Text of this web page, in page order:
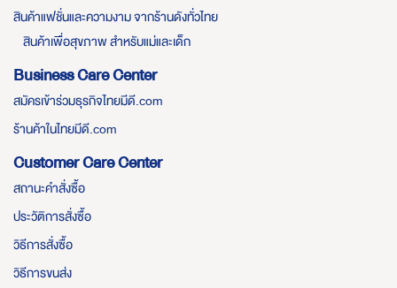
สินค้าแฟชั่นและความงาม จากร้านดังทั่วไทย
สินค้าเพื่อสุขภาพ สำหรับแม่และเด็ก
Business Care Center
สมัครเข้าร่วมธุรกิจไทยมีดี.com
ร้านค้าในไทยมีดี.com
Customer Care Center
สถานะคำสั่งซื้อ
ประวัติการสั่งซื้อ
วิธีการสั่งซื้อ
วิธีการขนส่ง